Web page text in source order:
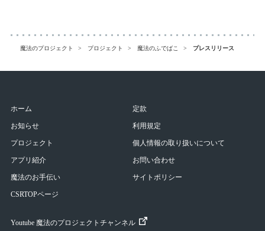
魔法のプロジェクト プロジェクト 魔法のふでばこ プレスリリース
ホーム
お知らせ
プロジェクト
アプリ紹介
魔法のお手伝い
CSRTOPページ
定款
利用規定
個人情報の取り扱いについて
お問い合わせ
サイトポリシー
Youtube 魔法のプロジェクトチャンネル